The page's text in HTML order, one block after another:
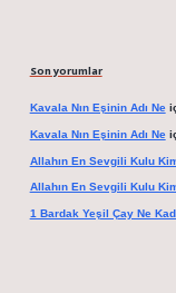
Son yorumlar
Kavala Nın Eşinin Adı Ne
Kavala Nın Eşinin Adı Ne
Allahın En Sevgili Kulu
Allahın En Sevgili Kulu
1 Bardak Yeşil Çay Ne